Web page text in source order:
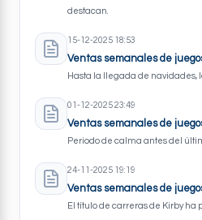
destacan.
15-12-2025 18:53
Ventas semanales de
Hasta la llegada de navidades,
01-12-2025 23:49
Ventas semanales de
Periodo de calma antes del
24-11-2025 19:19
Ventas semanales de
El título de carreras de Kirby ha